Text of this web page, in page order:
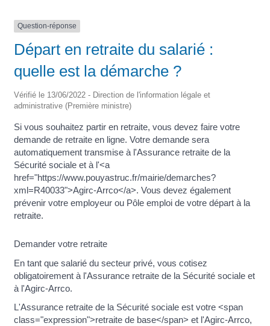
Question-réponse
Départ en retraite du salarié :
quelle est la démarche ?
Vérifié le 13/06/2022 - Direction de l'information légale et
administrative (Première ministre)
Si vous souhaitez partir en retraite, vous devez faire votre
demande de retraite en ligne. Votre demande sera
automatiquement transmise à l'Assurance retraite de la
Sécurité sociale et à l'<a
href="https://www.pouyastruc.fr/mairie/demarches?
xml=R40033">Agirc-Arrco</a>. Vous devez également
prévenir votre employeur ou Pôle emploi de votre départ à la
retraite.
Demander votre retraite
En tant que salarié du secteur privé, vous cotisez
obligatoirement à l'Assurance retraite de la Sécurité sociale et
à l'Agirc-Arrco.
L'Assurance retraite de la Sécurité sociale est votre <span
class="expression">retraite de base</span> et l'Agirc-Arrco,